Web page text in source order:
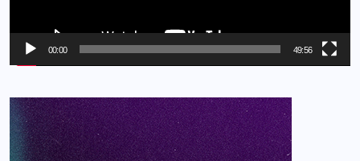
00:00 49:56